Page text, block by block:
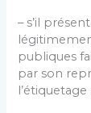
– s’il
publiques
par son
l’étiquetage ;